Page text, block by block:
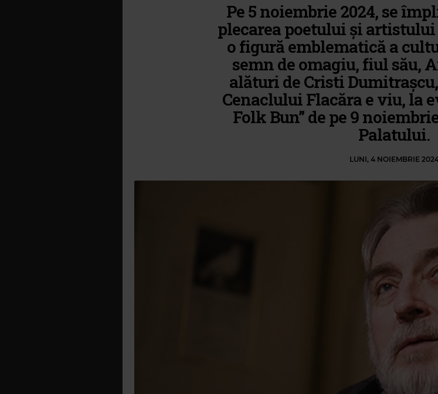
Pe 5 noiembrie 2024, se
plecarea poetului și
o figură emblematică a
semn de omagiu, fiul său,
alături de Cristi
Cenaclului Flacăra e viu, la
Folk Bun” de pe 9
Palatului.
LUNI, 4 NOIEMBRIE